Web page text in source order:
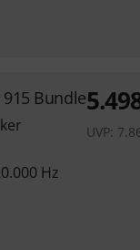
915 Bundle
Hz
UVP: